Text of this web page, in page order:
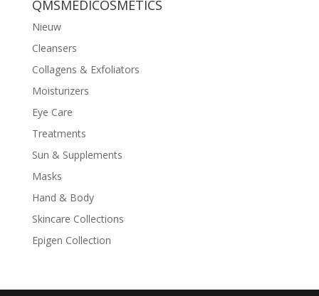
QMSMEDICOSMETICS
Nieuw
Cleansers
Collagens & Exfoliators
Moisturizers
Eye Care
Treatments
Sun & Supplements
Masks
Hand & Body
Skincare Collections
Epigen Collection